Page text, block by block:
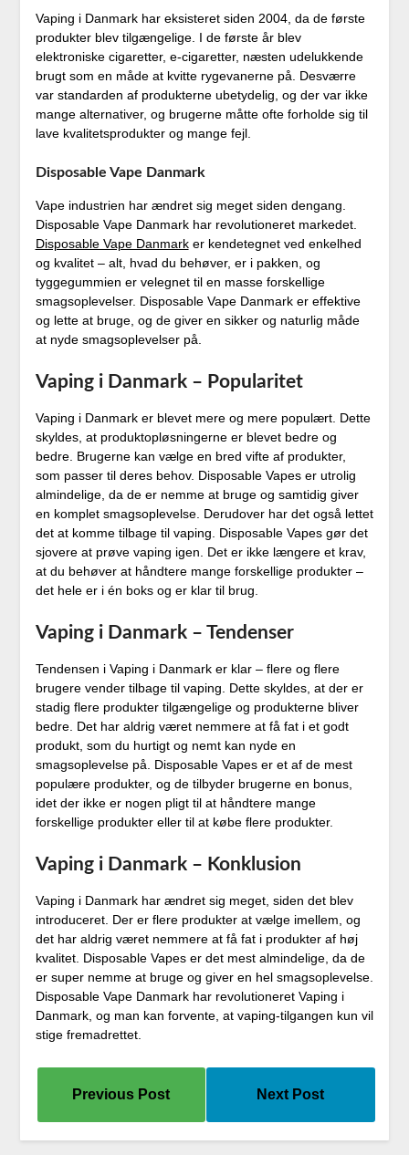
Vaping i Danmark har eksisteret siden 2004, da de første
produkter blev tilgængelige. I de første år blev
elektroniske cigaretter, e-cigaretter, næsten udelukkende
brugt som en måde at kvitte rygevanerne på. Desværre
var standarden af ​​produkterne ubetydelig, og der var ikke
mange alternativer, og brugerne måtte ofte forholde sig til
lave kvalitetsprodukter og mange fejl.
Disposable Vape Danmark
Vape industrien har ændret sig meget siden dengang.
Disposable Vape Danmark har revolutioneret markedet.
Disposable Vape Danmarker kendetegnet ved enkelhed
og kvalitet – alt, hvad du behøver, er i pakken, og
tyggegummien er velegnet til en masse forskellige
smagsoplevelser. Disposable Vape Danmark er effektive
og lette at bruge, og de giver en sikker og naturlig måde
at nyde smagsoplevelser på.
Vaping i Danmark – Popularitet
Vaping i Danmark er blevet mere og mere populært. Dette
skyldes, at produktopløsningerne er blevet bedre og
bedre. Brugerne kan vælge en bred vifte af produkter,
som passer til deres behov. Disposable Vapes er utrolig
almindelige, da de er nemme at bruge og samtidig giver
en komplet smagsoplevelse. Derudover har det også lettet
det at komme tilbage til vaping. Disposable Vapes gør det
sjovere at prøve vaping igen. Det er ikke længere et krav,
at du behøver at håndtere mange forskellige produkter –
det hele er i én boks og er klar til brug.
Vaping i Danmark – Tendenser
Tendensen i Vaping i Danmark er klar – flere og flere
brugere vender tilbage til vaping. Dette skyldes, at der er
stadig flere produkter tilgængelige og produkterne bliver
bedre. Det har aldrig været nemmere at få fat i et godt
produkt, som du hurtigt og nemt kan nyde en
smagsoplevelse på. Disposable Vapes er et af de mest
populære produkter, og de tilbyder brugerne en bonus,
idet der ikke er nogen pligt til at håndtere mange
forskellige produkter eller til at købe flere produkter.
Vaping i Danmark – Konklusion
Vaping i Danmark har ændret sig meget, siden det blev
introduceret. Der er flere produkter at vælge imellem, og
det har aldrig været nemmere at få fat i produkter af høj
kvalitet. Disposable Vapes er det mest almindelige, da de
er super nemme at bruge og giver en hel smagsoplevelse.
Disposable Vape Danmark har revolutioneret Vaping i
Danmark, og man kan forvente, at vaping-tilgangen kun vil
stige fremadrettet.
Previous Post Next Post